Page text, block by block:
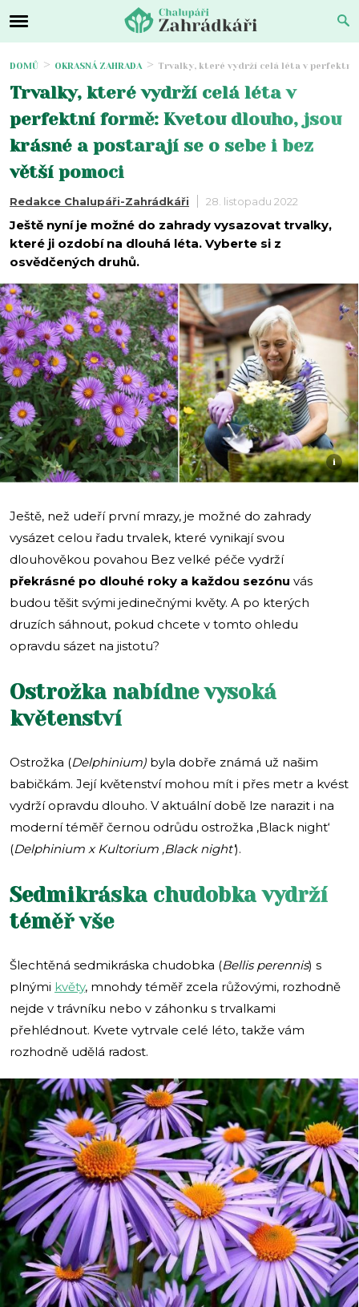
DOMŮ OKRASNÁ ZAHRADA Trvalky, které vydrží celá léta v perfektní
Trvalky, které vydrží celá léta v
perfektní formě: Kvetou dlouho, jsou
krásné a postarají se o sebe i bez
větší pomoci
Redakce Chalupáři-Zahrádkáři 28. listopadu 2022
Ještě nyní je možné do zahrady vysazovat trvalky,
které ji ozdobí na dlouhá léta. Vyberte si z
osvědčených druhů.
i
Ještě, než udeří první mrazy, je možné do zahrady
vysázet celou řadu trvalek, které vynikají svou
dlouhověkou povahou Bez velké péče vydrží
překrásné po dlouhé roky a každou sezónu vás
budou těšit svými jedinečnými květy. A po kterých
druzích sáhnout, pokud chcete v tomto ohledu
opravdu sázet na jistotu?
Ostrožka nabídne vysoká
květenství
Ostrožka (Delphinium) byla dobře známá už našim
babičkám. Její květenství mohou mít i přes metr a kvést
vydrží opravdu dlouho. V aktuální době lze narazit i na
moderní téměř černou odrůdu ostrožka ‚Black night‘
(Delphinium x Kultorium ‚Black night‘).
Sedmikráska chudobka vydrží
téměř vše
Šlechtěná sedmikráska chudobka (Bellis perennis) s
plnými květy, mnohdy téměř zcela růžovými, rozhodně
nejde v trávníku nebo v záhonku s trvalkami
přehlédnout. Kvete vytrvale celé léto, takže vám
rozhodně udělá radost.